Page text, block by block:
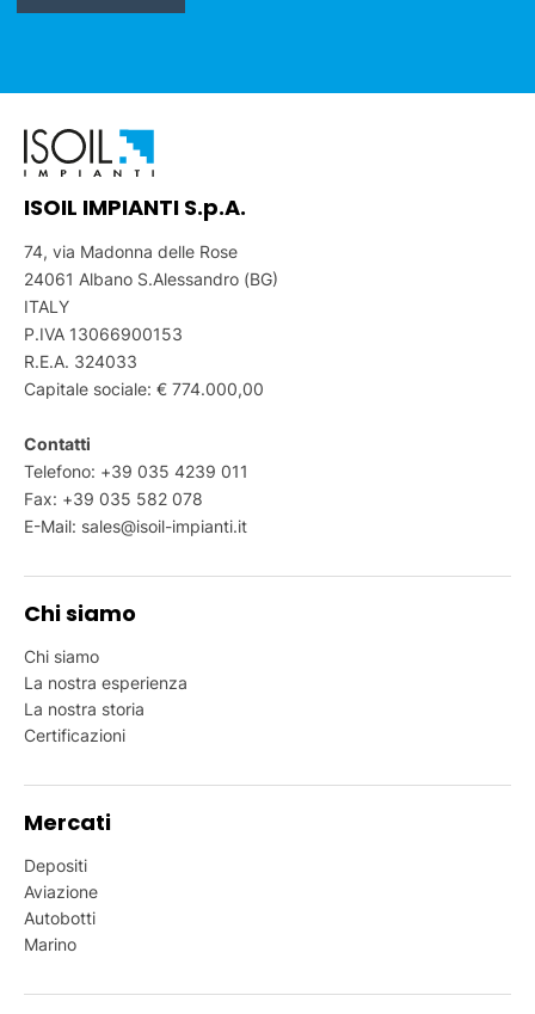
ISOIL IMPIANTI S.p.A.
74, via Madonna delle Rose
24061 Albano S.Alessandro (BG)
ITALY
P.IVA 13066900153
R.E.A. 324033
Capitale sociale: € 774.000,00
Contatti
Telefono: +39 035 4239 011
Fax: +39 035 582 078
E-Mail: sales@isoil-impianti.it
Chi siamo
Chi siamo
La nostra esperienza
La nostra storia
Certificazioni
Mercati
Depositi
Aviazione
Autobotti
Marino